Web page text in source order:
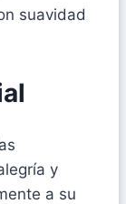
suavidad
y
a su